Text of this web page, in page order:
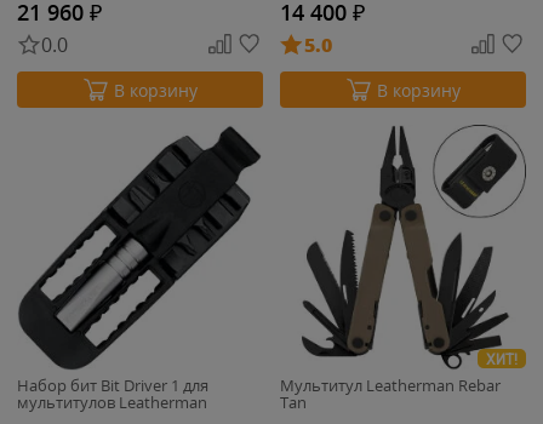
21 960 ₽
0.0
В корзину
14 400 ₽
5.0
В корзину
Набор бит Bit Driver 1 для
мультитулов Leatherman
ХИТ!
Мультитул Leatherman Rebar
Tan